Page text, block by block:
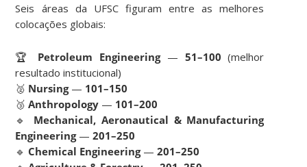
Seis áreas da UFSC figuram entre as melhores
colocações globais:
🏆 Petroleum Engineering— 51–100 (melhor
resultado institucional)
🥈 Nursing— 101–150
🥉Anthropology — 101–200
🔹 Mechanical, Aeronautical & Manufacturing
Engineering—201–250
🔹 Chemical Engineering—201–250